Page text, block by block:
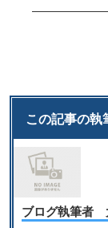
この記事の執
ブログ執筆者